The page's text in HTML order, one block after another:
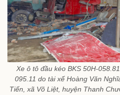
Xe ô tô đầu kéo BKS 50H-
095.11 do tài xế Hoàng Văn
Tiến, xã Võ Liệt, huyện Thanh